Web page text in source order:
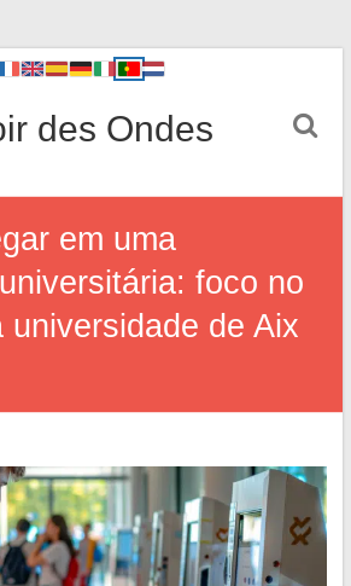
des Ondes
em uma
foco no
universidade de Aix